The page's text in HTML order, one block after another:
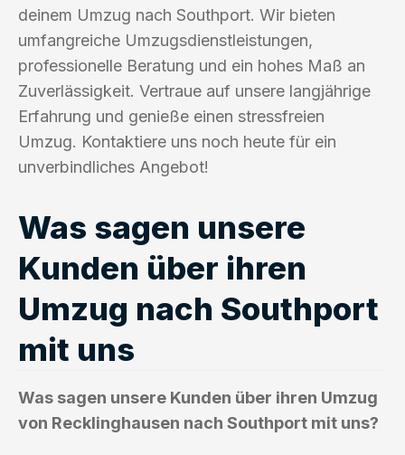
deinem Umzug nach Southport. Wir bieten
umfangreiche Umzugsdienstleistungen,
professionelle Beratung und ein hohes Maß an
Zuverlässigkeit. Vertraue auf unsere langjährige
Erfahrung und genieße einen stressfreien
Umzug. Kontaktiere uns noch heute für ein
unverbindliches Angebot!
Was sagen unsere
Kunden über ihren
Umzug nach Southport
mit uns
Was sagen unsere Kunden über ihren Umzug
von Recklinghausen nach Southport mit uns?